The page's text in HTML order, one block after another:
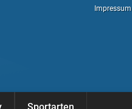
Impressum